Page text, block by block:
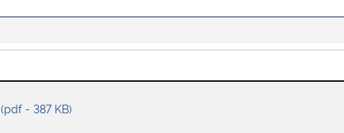
(pdf - 387 KB)